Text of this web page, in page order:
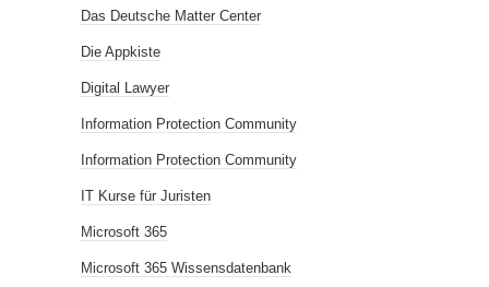
Das Deutsche Matter Center
Die Appkiste
Digital Lawyer
Information Protection Community
Information Protection Community
IT Kurse für Juristen
Microsoft 365
Microsoft 365 Wissensdatenbank